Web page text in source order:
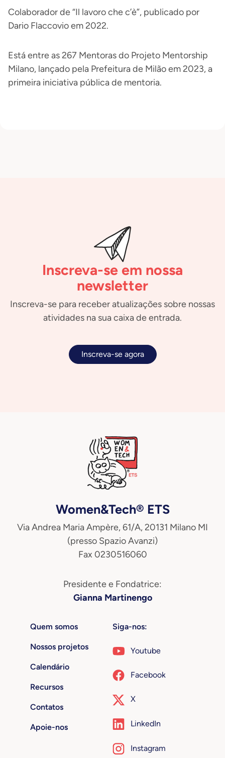
Colaborador de “Il lavoro che c’è”, publicado por
Dario Flaccovio em 2022.
Está entre as 267 Mentoras do Projeto Mentorship
Milano, lançado pela Prefeitura de Milão em 2023, a
primeira iniciativa pública de mentoria.
Inscreva-se em nossa
newsletter
Inscreva-se para receber atualizações sobre nossas
atividades na sua caixa de entrada.
Inscreva-se agora
Women&Tech® ETS
Via Andrea Maria Ampère, 61/A, 20131 Milano MI
(presso Spazio Avanzi)
Fax 0230516060
Presidente e Fondatrice:
Gianna Martinengo
Quem somos
Nossos projetos
Calendário
Recursos
Contatos
Apoie-nos
Siga-nos:
Youtube
Facebook
X
LinkedIn
Instagram